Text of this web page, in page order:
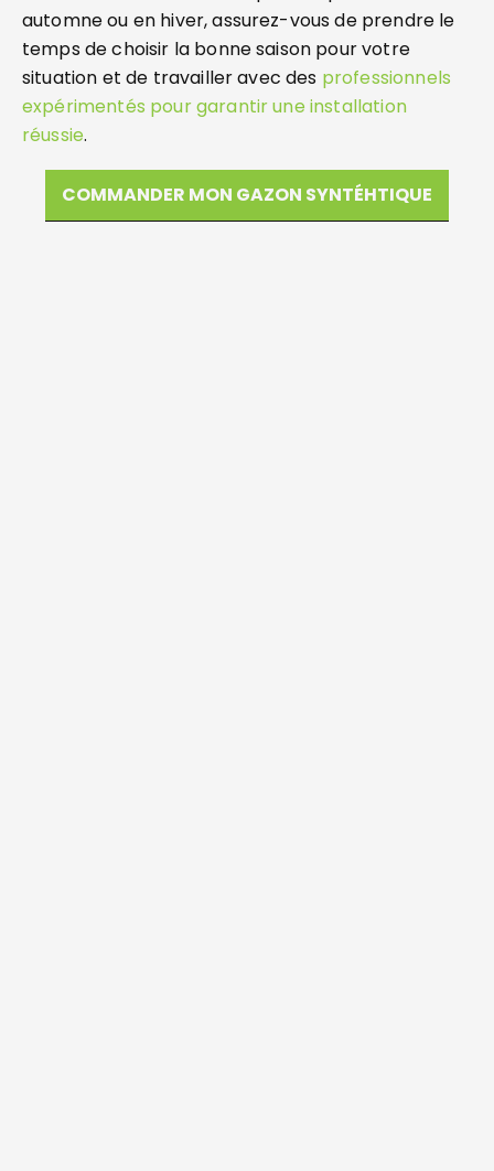
automne ou en hiver, assurez-vous de prendre le
temps de choisir la bonne saison pour votre
situation et de travailler avec des professionnels
expérimentés pour garantir une installation
réussie.
COMMANDER MON GAZON SYNTÉHTIQUE